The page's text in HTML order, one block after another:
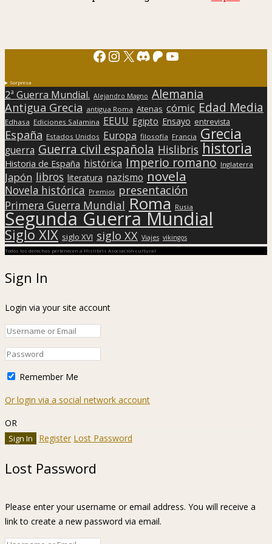
Facebook
Instagram
X Discord
Patreon
YouTube
Sorpresa
2ª Guerra Mundial. Alejandro Magno Alemania
Antigua Grecia antigua Roma Atenas cómic Edad Media
Edhasa Ediciones Salamina EEUU Egipto Ensayo entrevista
España Estados Unidos Europa filosofía Francia Grecia
guerra Guerra civil española Hislibris historia
Historia de España histórica Imperio romano Inglaterra
Japón libros literatura nazismo novela
Novela histórica Premios presentación
Primera Guerra Mundial Roma Rusia
Segunda Guerra Mundial
Siglo XIX siglo XVI siglo XX Viajes vikingos
Todos los derechos pertenecen a Hislibris Asociación cultural
Sign In
Login via your site account
Remember Me
Or login via a social network account
OR
Register Lost Password
Lost Password
Please enter your username or email address. You will receive a
link to create a new password via email.